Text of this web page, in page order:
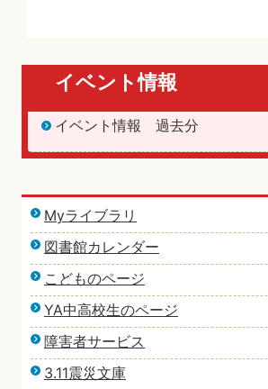
イベント情報
イベント情報 過去分
Myライブラリ
図書館カレンダー
こどものページ
YA中高校生のページ
障害者サービス
3.11震災文庫